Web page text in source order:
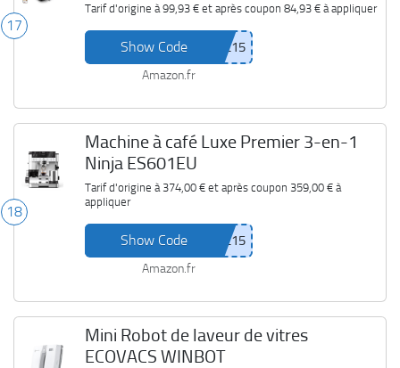
17
Tarif d'origine à 99,93 €et après coupon 84,93 €à appliquer
Show Code
Amazon.fr
18
Machine à café Luxe Premier 3-en-1
Ninja ES601EU
Tarif d'origine à 374,00 €et après coupon 359,00 €à
appliquer
Show Code
Amazon.fr
Mini Robot de laveur de vitres
ECOVACS WINBOT